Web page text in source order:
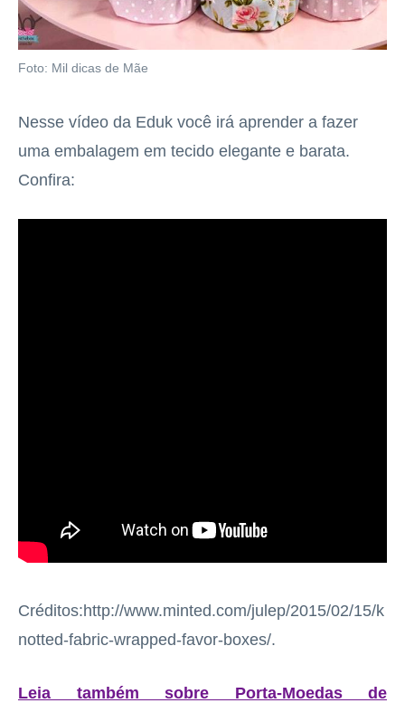
Foto: Mil dicas de Mãe
Nesse vídeo da Eduk você irá aprender a fazer
uma embalagem em tecido elegante e barata.
Confira:
Créditos:http://www.minted.com/julep/2015/02/15/k
notted-fabric-wrapped-favor-boxes/.
Leia também sobre Porta-Moedas de